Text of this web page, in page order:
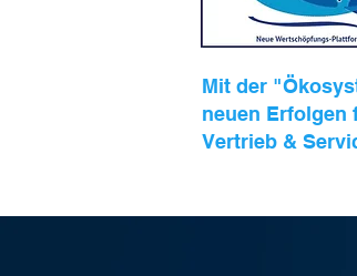
Mit der
neuen Erfolgen
Vertrieb &